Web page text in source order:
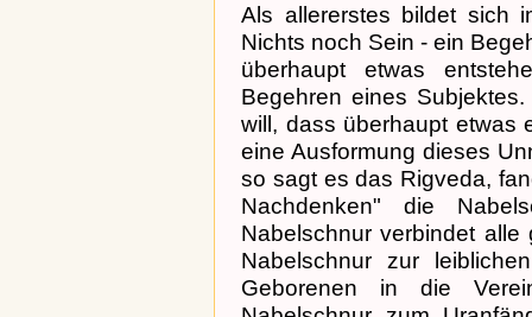
Als allererstes bildet sich
Nichts noch Sein - ein
überhaupt etwas
Begehren eines
will, dass überhaupt etwas
eine Ausformung dieses
so sagt es das Rigveda,
Nachdenken" die
Nabelschnur verbindet
Nabelschnur zur
Geborenen in die